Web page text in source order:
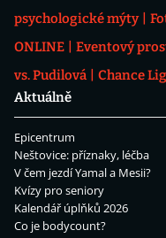
psychologické mýty
ONLINE
Eventový
vs. Pudilová
Chance
Aktuálně
Epicentrum
Neštovice: příznaky, léčba
V čem jezdí Yamal a Mesii?
Kvízy pro seniory
Kalendář úplňků 2026
Co je bodycount?